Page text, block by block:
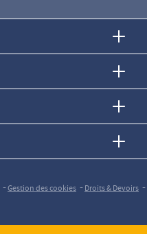
-Gestion des cookies -Droits & Devoirs -